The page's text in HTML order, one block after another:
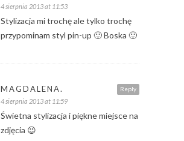
4 sierpnia 2013 at 11:53
Stylizacja mi trochę ale tylko trochę
przypominam styl pin-up 🙂 Boska 🙂
Reply
MAGDALENA.
4 sierpnia 2013 at 11:59
Świetna stylizacja i piękne miejsce na
zdjęcia 😉